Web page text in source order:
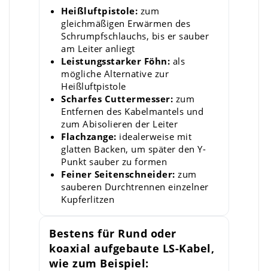
Heißluftpistole: zum
gleichmäßigen Erwärmen des
Schrumpfschlauchs, bis er sauber
am Leiter anliegt
Leistungsstarker Föhn: als
mögliche Alternative zur
Heißluftpistole
Scharfes Cuttermesser: zum
Entfernen des Kabelmantels und
zum Abisolieren der Leiter
Flachzange: idealerweise mit
glatten Backen, um später den Y-
Punkt sauber zu formen
Feiner Seitenschneider: zum
sauberen Durchtrennen einzelner
Kupferlitzen
Bestens für Rund oder
koaxial aufgebaute LS-Kabel,
wie zum Beispiel: